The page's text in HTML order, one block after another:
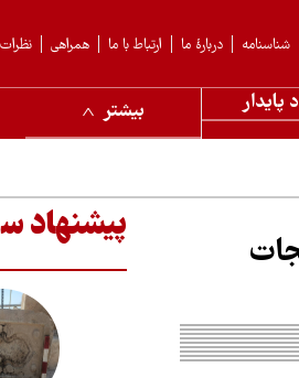
نظرات همراهی ارتباط با ما دربارهٔ ما شناسنامه
پایدار
بیشتر
پیشنهاد